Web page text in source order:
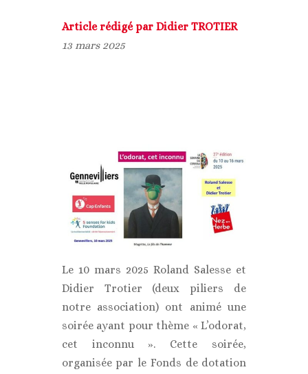
Article rédigé par Didier TROTIER
13 mars 2025
Le 10 mars 2025 Roland Salesse et
Didier Trotier (deux piliers de
notre association) ont animé une
soirée ayant pour thème « L’odorat,
cet inconnu ». Cette soirée,
organisée par le Fonds de dotation